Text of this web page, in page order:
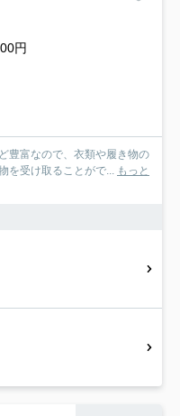
円
豊富なので、衣類や履き物の
を受け取ることがで... もっと